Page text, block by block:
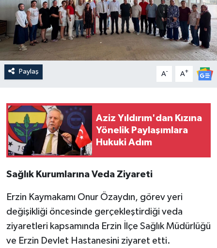
Paylaş A- A+
Aziz Yıldırım'dan Kızına
Yönelik Paylaşımlara
Hukuki Adım
Sağlık Kurumlarına Veda Ziyareti
Erzin Kaymakamı Onur Özaydın, görev yeri
değişikliği öncesinde gerçekleştirdiği veda
ziyaretleri kapsamında Erzin İlçe Sağlık Müdürlüğü
ve Erzin Devlet Hastanesini ziyaret etti.